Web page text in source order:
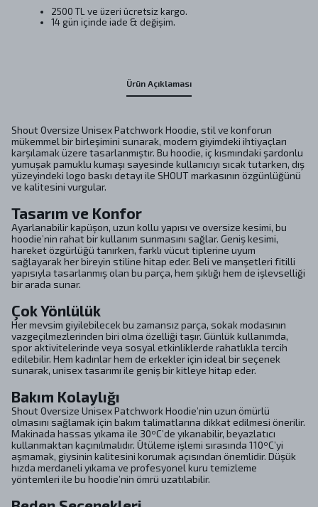
2500 TL ve üzeri ücretsiz kargo.
14 gün içinde iade & değişim.
Ürün Açıklaması
Shout Oversize Unisex Patchwork Hoodie, stil ve konforun
mükemmel bir birleşimini sunarak, modern giyimdeki ihtiyaçları
karşılamak üzere tasarlanmıştır. Bu hoodie, iç kısmındaki şardonlu
yumuşak pamuklu kumaşı sayesinde kullanıcıyı sıcak tutarken, dış
yüzeyindeki logo baskı detayı ile SHOUT markasının özgünlüğünü
ve kalitesini vurgular.
Tasarım ve Konfor
Ayarlanabilir kapüşon, uzun kollu yapısı ve oversize kesimi, bu
hoodie’nin rahat bir kullanım sunmasını sağlar. Geniş kesimi,
hareket özgürlüğü tanırken, farklı vücut tiplerine uyum
sağlayarak her bireyin stiline hitap eder. Beli ve manşetleri fitilli
yapısıyla tasarlanmış olan bu parça, hem şıklığı hem de işlevselliği
bir arada sunar.
Çok Yönlülük
Her mevsim giyilebilecek bu zamansız parça, sokak modasının
vazgeçilmezlerinden biri olma özelliği taşır. Günlük kullanımda,
spor aktivitelerinde veya sosyal etkinliklerde rahatlıkla tercih
edilebilir. Hem kadınlar hem de erkekler için ideal bir seçenek
sunarak, unisex tasarımı ile geniş bir kitleye hitap eder.
Bakım Kolaylığı
Shout Oversize Unisex Patchwork Hoodie’nin uzun ömürlü
olmasını sağlamak için bakım talimatlarına dikkat edilmesi önerilir.
Makinada hassas yıkama ile 30ºC’de yıkanabilir, beyazlatıcı
kullanmaktan kaçınılmalıdır. Ütüleme işlemi sırasında 110ºC’yi
aşmamak, giysinin kalitesini korumak açısından önemlidir. Düşük
hızda merdaneli yıkama ve profesyonel kuru temizleme
yöntemleri ile bu hoodie’nin ömrü uzatılabilir.